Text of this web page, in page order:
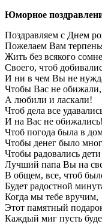
Юморное
Поздравляем с Днем
Пожелаем Вам
Жить без всякого
Своего, чтоб
И ни в чем Вы не
Чтобы Вас не обижали,
А любили и ласкали!
Чтоб дела все
И на Вас не обижались!
Чтоб погода была в
Чтобы денег было
Чтобы радовались
Лучший папа Вы на
В общем, все, чтоб
Будет радостной
Когда мы тебе вручим,
Этот памятный
Каждый миг пусть